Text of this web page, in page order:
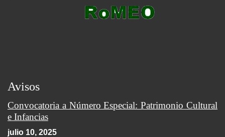
Avisos
Convocatoria a Número Especial: Patrimonio Cultural
e Infancias
julio 10, 2025